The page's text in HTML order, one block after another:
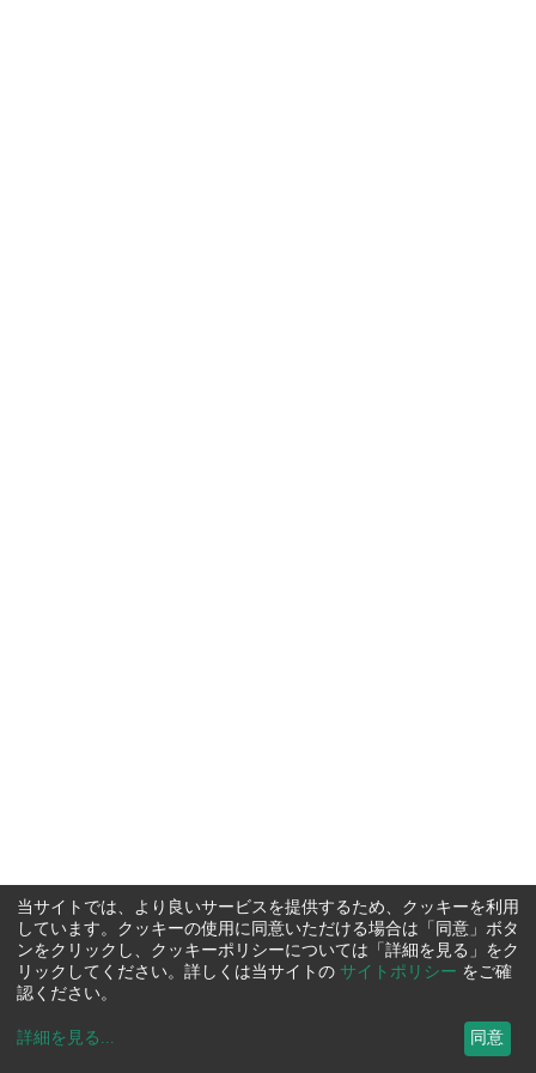
当サイトでは、より良いサービスを提供するため、クッキーを利用
しています。クッキーの使用に同意いただける場合は「同意」ボタ
ンをクリックし、クッキーポリシーについては「詳細を見る」をク
リックしてください。詳しくは当サイトの サイトポリシー をご確
認ください。
詳細を見る ... 同意